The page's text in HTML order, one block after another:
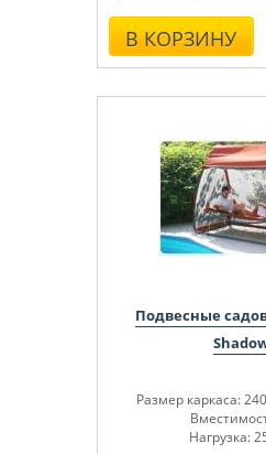
В КОРЗИНУ
Подвесные
Размер каркаса:
Нагрузка: